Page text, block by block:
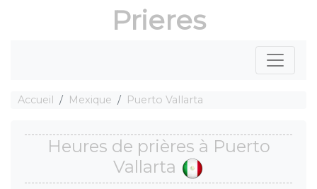
Prieres
Accueil Mexique Puerto Vallarta
Heures de prières à Puerto
Vallarta